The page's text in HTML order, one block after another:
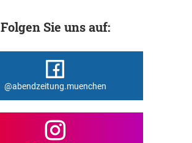
Folgen Sie uns auf:
@abendzeitung.muenchen